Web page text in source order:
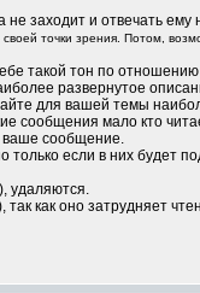
заходит и отвечать ему
точки зрения. Потом,
такой тон по отношению
развернутое
для вашей темы
сообщения мало кто
ваше сообщение.
если в них будет
удаляются.
как оно затрудняет